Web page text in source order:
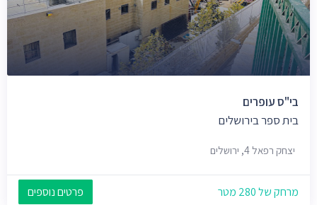
בי"ס עופרים
בית ספר בירושלים
יצחק רפאל 4, ירושלים
מרחק של 280 מטר פרטים נוספים